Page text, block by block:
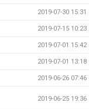
2019-07-30 15:31
2019-07-15 10:23
2019-07-01 15:42
2019-07-01 13:18
2019-06-26 07:46
2019-06-25 19:36